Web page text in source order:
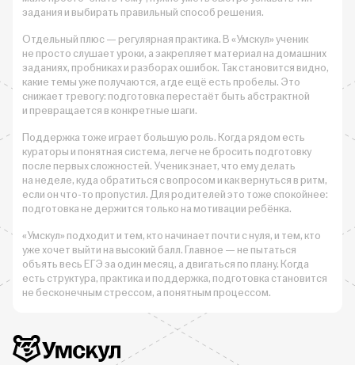
задания и выбирать правильный способ решения.
Отдельный плюс — регулярная практика. В «Умскул» ученик
не просто слушает уроки, а закрепляет материал на домашних
заданиях, пробниках и разборах ошибок. Так становится видно,
какие темы уже получаются, а где ещё есть пробелы. Это
снижает тревогу: подготовка перестаёт быть абстрактной
и превращается в конкретные шаги.
Поддержка тоже играет большую роль. Когда рядом есть
кураторы и понятная система, легче не бросить подготовку
после первых сложностей. Ученик знает, что ему делать
на неделе, куда обратиться с вопросом и как вернуться в ритм,
если он что-то пропустил. Для родителей это тоже спокойнее:
подготовка не держится только на мотивации ребёнка.
«Умскул» подходит и тем, кто начинает почти с нуля, и тем, кто
уже хочет выйти на высокий балл. Главное — не пытаться
объять весь ЕГЭ за один месяц, а двигаться по плану. Когда
есть структура, практика и поддержка, подготовка становится
не бесконечным стрессом, а понятным процессом.
Дополнительная информация
Умскул